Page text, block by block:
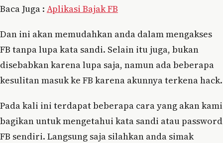
Baca Juga : Aplikasi Bajak FB
Dan ini akan memudahkan anda dalam mengakses
FB tanpa lupa kata sandi. Selain itu juga, bukan
disebabkan karena lupa saja, namun ada beberapa
kesulitan masuk ke FB karena akunnya terkena hack.
Pada kali ini terdapat beberapa cara yang akan kami
bagikan untuk mengetahui kata sandi atau password
FB sendiri. Langsung saja silahkan anda simak